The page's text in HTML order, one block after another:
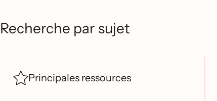
Recherche par sujet
Principales ressources